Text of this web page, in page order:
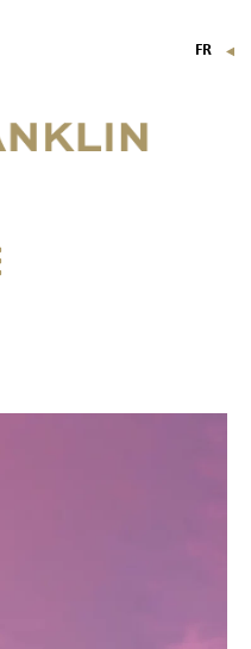
FR ▼